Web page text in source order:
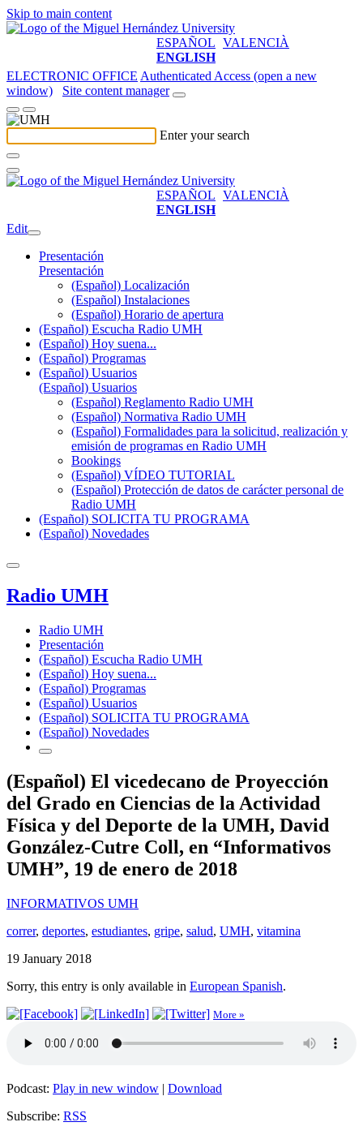
Skip to main content
ESPAÑOL VALENCIÀ
ENGLISH
ELECTRONIC OFFICE Authenticated Access (open a new
window)
Site content manager
Enter your search
ESPAÑOL VALENCIÀ
ENGLISH
Edit
Presentación
Presentación
(Español) Localización
(Español) Instalaciones
(Español) Horario de apertura
(Español) Escucha Radio UMH
(Español) Hoy suena...
(Español) Programas
(Español) Usuarios
(Español) Usuarios
(Español) Reglamento Radio UMH
(Español) Normativa Radio UMH
(Español) Formalidades para la solicitud, realización y
emisión de programas en Radio UMH
Bookings
(Español) VÍDEO TUTORIAL
(Español) Protección de datos de carácter personal de
Radio UMH
(Español) SOLICITA TU PROGRAMA
(Español) Novedades
Radio UMH
Radio UMH
Presentación
(Español) Escucha Radio UMH
(Español) Hoy suena...
(Español) Programas
(Español) Usuarios
(Español) SOLICITA TU PROGRAMA
(Español) Novedades
(Español) El vicedecano de Proyección
del Grado en Ciencias de la Actividad
Física y del Deporte de la UMH, David
González-Cutre Coll, en “Informativos
UMH”, 19 de enero de 2018
INFORMATIVOS UMH
correr, deportes, estudiantes, gripe, salud, UMH, vitamina
19 January 2018
Sorry, this entry is only available in European Spanish.
More »
Podcast: Play in new window | Download
Subscribe: RSS